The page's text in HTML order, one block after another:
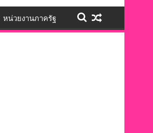
หน่วยงานภาครัฐ